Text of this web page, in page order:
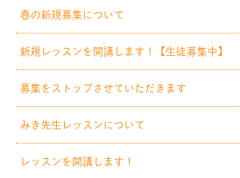
春の新規募集について
新規レッスンを開講します！【生徒募集中】
募集をストップさせていただきます
みき先生レッスンについて
レッスンを開講します！